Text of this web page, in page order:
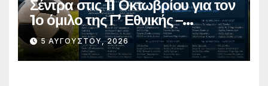
Σέντρα στις 11 Οκτωβρίου για τον
1ο όμιλο της Γ’ Εθνικής –
Ανακοινώθηκε το πλήρες
πρόγραμμα
5 ΑΥΓΟΎΣΤΟΥ, 2026